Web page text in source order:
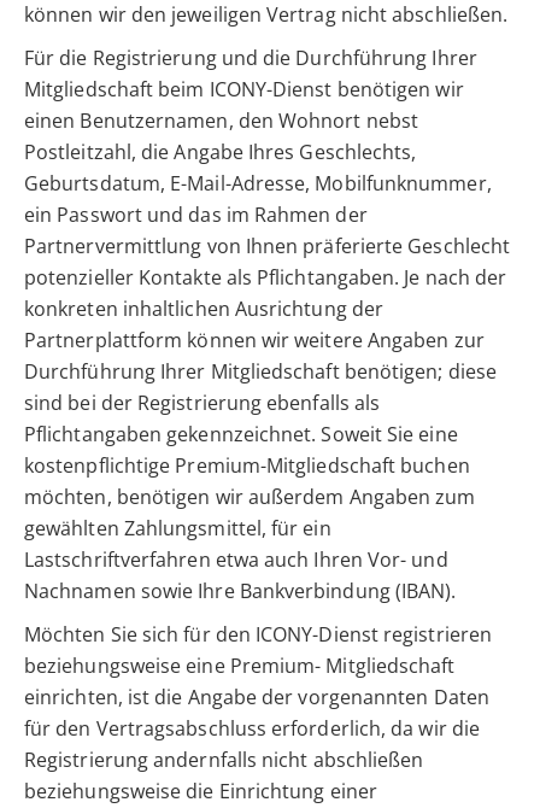
können wir den jeweiligen Vertrag nicht abschließen.
Für die Registrierung und die Durchführung Ihrer
Mitgliedschaft beim ICONY-Dienst benötigen wir
einen Benutzernamen, den Wohnort nebst
Postleitzahl, die Angabe Ihres Geschlechts,
Geburtsdatum, E-Mail-Adresse, Mobilfunknummer,
ein Passwort und das im Rahmen der
Partnervermittlung von Ihnen präferierte Geschlecht
potenzieller Kontakte als Pflichtangaben. Je nach der
konkreten inhaltlichen Ausrichtung der
Partnerplattform können wir weitere Angaben zur
Durchführung Ihrer Mitgliedschaft benötigen; diese
sind bei der Registrierung ebenfalls als
Pflichtangaben gekennzeichnet. Soweit Sie eine
kostenpflichtige Premium-Mitgliedschaft buchen
möchten, benötigen wir außerdem Angaben zum
gewählten Zahlungsmittel, für ein
Lastschriftverfahren etwa auch Ihren Vor- und
Nachnamen sowie Ihre Bankverbindung (IBAN).
Möchten Sie sich für den ICONY-Dienst registrieren
beziehungsweise eine Premium- Mitgliedschaft
einrichten, ist die Angabe der vorgenannten Daten
für den Vertragsabschluss erforderlich, da wir die
Registrierung andernfalls nicht abschließen
beziehungsweise die Einrichtung einer